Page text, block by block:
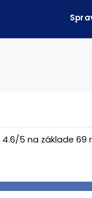
4.6/5 na základe 69